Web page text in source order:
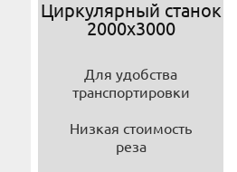
Циркулярный станок
2000х3000
Для удобства
транспортировки
Низкая стоимость
реза